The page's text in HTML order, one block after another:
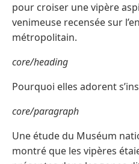
pour croiser une vipère
venimeuse recensée sur
métropolitain.
core/heading
Pourquoi elles adorent
core/paragraph
Une étude du Muséum
montré que les vipères